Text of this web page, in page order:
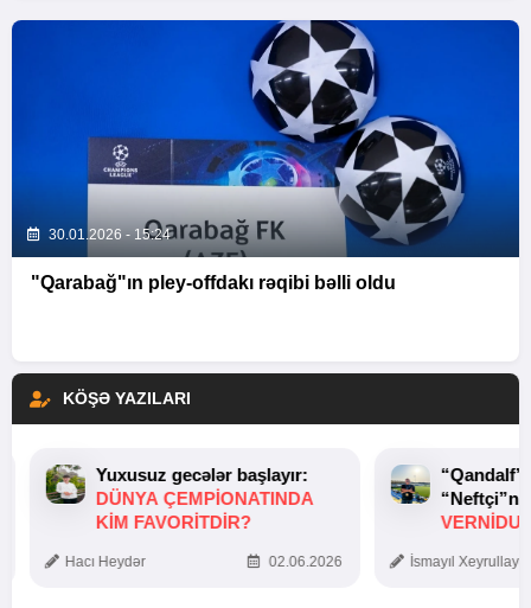
30.01.2026 - 15:24
"Qarabağ"ın pley-offdakı rəqibi bəlli oldu
KÖŞƏ YAZILARI
Yuxusuz gecələr başlayır:
DÜNYA ÇEMPIONATINDA
KIM FAVORITDIR?
Hacı Heydər 02.06.2026 İsmayıl